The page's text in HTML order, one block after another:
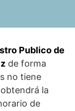
Publico de
de forma
no tiene
la
de